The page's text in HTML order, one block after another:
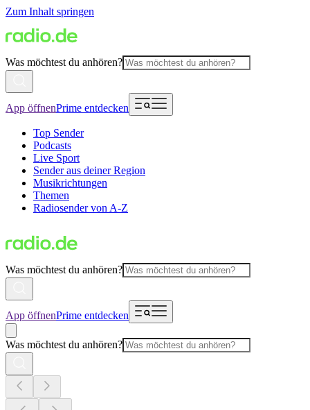
Zum Inhalt springen
Was möchtest du anhören?
App öffnenPrime entdecken
Top Sender
Podcasts
Live Sport
Sender aus deiner Region
Musikrichtungen
Themen
Radiosender von A-Z
Was möchtest du anhören?
App öffnenPrime entdecken
Was möchtest du anhören?